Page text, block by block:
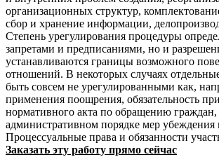
организационных структур,
сбор и хранение информации,
Степень урегулирования процедуры
запретами и предписаниями, но и
устанавливаются границы возможного
отношений. В некоторых случаях
быть совсем не урегулированными как,
применения поощрения, обязательность
нормативного акта по обращению граждан,
административном порядке мер убеждения
Процессуальные права и обязанности
Заказать эту работу прямо сейчас